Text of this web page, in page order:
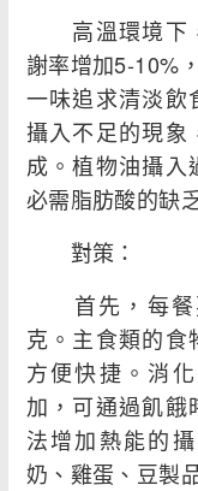
高溫環境下
謝率增加5-10%
一味追求清淡飲
攝入不足的現象
成。植物油攝入
必需脂肪酸的缺
對策：
首先，每餐
克。主食類的食
方便快捷。消
加，可通過飢餓
法增加熱能的
奶、雞蛋、豆製